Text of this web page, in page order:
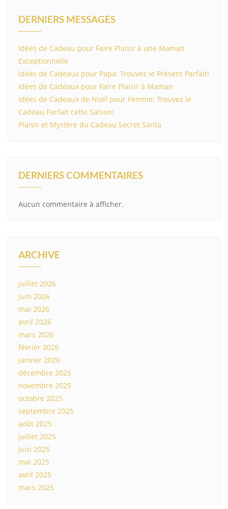
DERNIERS MESSAGES
Idées de Cadeau pour Faire Plaisir à une Maman
Exceptionnelle
Idées de Cadeaux pour Papa: Trouvez le Présent Parfait!
Idées de Cadeaux pour Faire Plaisir à Maman
Idées de Cadeaux de Noël pour Femme: Trouvez le
Cadeau Parfait cette Saison!
Plaisir et Mystère du Cadeau Secret Santa
DERNIERS COMMENTAIRES
Aucun commentaire à afficher.
ARCHIVE
juillet 2026
juin 2026
mai 2026
avril 2026
mars 2026
février 2026
janvier 2026
décembre 2025
novembre 2025
octobre 2025
septembre 2025
août 2025
juillet 2025
juin 2025
mai 2025
avril 2025
mars 2025